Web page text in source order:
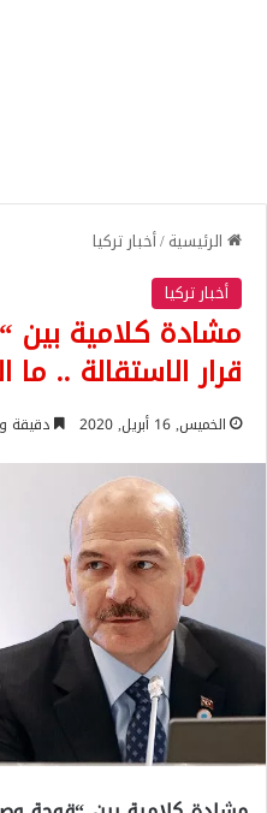
الرئيسية/أخبار تركيا
أخبار تركيا
مشادة كلامية بين
قرار الاستقالة ..
الخميس, 16 أبريل, 2020 دقيقة